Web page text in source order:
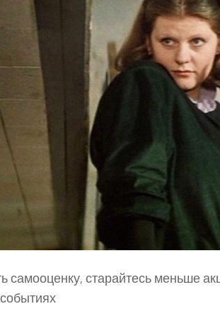
самооценку, старайтесь меньше